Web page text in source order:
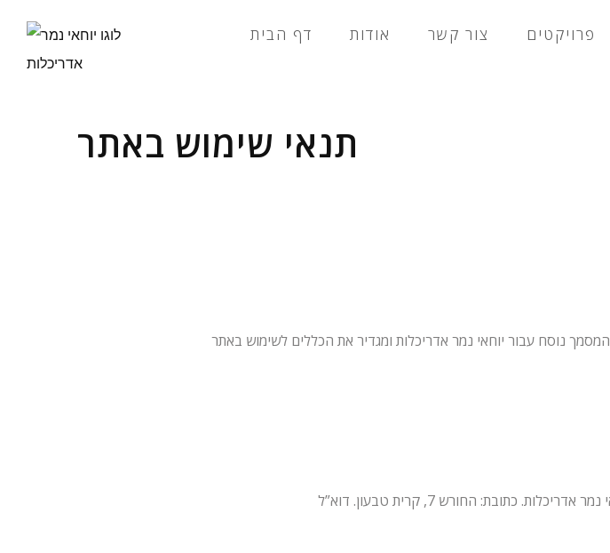
דף הבית אודות צור קשר פרויקטים
תנאי שימוש באתר
המסמך נוסח עבור יוחאי נמר אדריכלות ומגדיר את הכללים לשימוש באתר namerarc.com. השימוש באתר מהווה הסכמה לתנאי שימוש אלה. אם אינך